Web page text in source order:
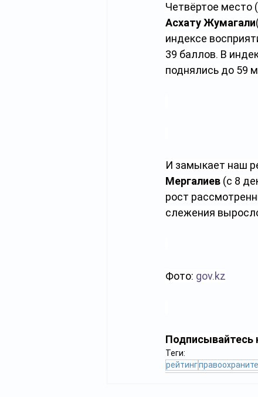
Четвёртое место
Асхату Жумагали
индексе
39 баллов. В
поднялись до 59
И замыкает наш
Мергалиев (с 8
рост
слежения
Фото: gov.kz
Подписывайтесь
Теги:
рейтинг